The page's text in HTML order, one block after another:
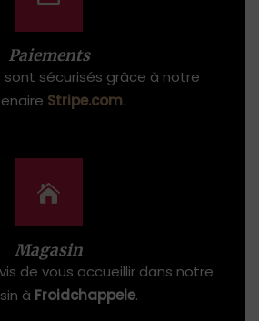
Paiements
sécurisés grâce à notre
Stripe.com.
Magasin
de vous accueillir dans notre
à Froidchappele.